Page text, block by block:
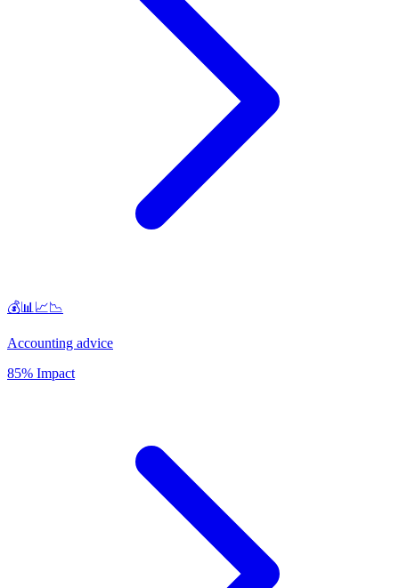
💰📊📈📉
Accounting advice
85% Impact